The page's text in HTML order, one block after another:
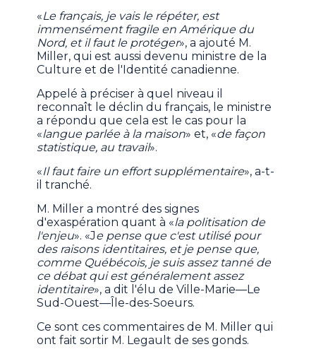
«Le français, je vais le répéter, est
immensément fragile en Amérique du
Nord, et il faut le protéger», a ajouté M.
Miller, qui est aussi devenu ministre de la
Culture et de l'Identité canadienne.
Appelé à préciser à quel niveau il
reconnaît le déclin du français, le ministre
a répondu que cela est le cas pour la
«langue parlée à la maison» et, «de façon
statistique, au travail».
«Il faut faire un effort supplémentaire», a-t-
il tranché.
M. Miller a montré des signes
d'exaspération quant à «la politisation de
l'enjeu». «Je pense que c'est utilisé pour
des raisons identitaires, et je pense que,
comme Québécois, je suis assez tanné de
ce débat qui est généralement assez
identitaire», a dit l'élu de Ville-Marie—Le
Sud-Ouest—Île-des-Soeurs.
Ce sont ces commentaires de M. Miller qui
ont fait sortir M. Legault de ses gonds.